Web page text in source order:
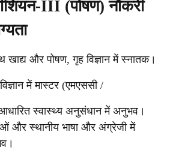
III (पोषण) नौकरी
और पोषण, गृह विज्ञान में स्नातक।
में मास्टर (एमएससी /
स्वास्थ्य अनुसंधान में अनुभव।
और स्थानीय भाषा और अंग्रेजी में